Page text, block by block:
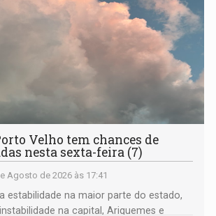
Velho tem chances de
nesta sexta-feira (7)
Agosto de 2026 às 17:41
estabilidade na maior parte do estado,
na capital, Ariquemes e